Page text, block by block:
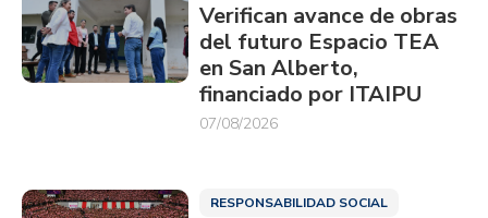
Verifican avance de obras
del futuro Espacio TEA
en San Alberto,
financiado por ITAIPU
07/08/2026
RESPONSABILIDAD SOCIAL